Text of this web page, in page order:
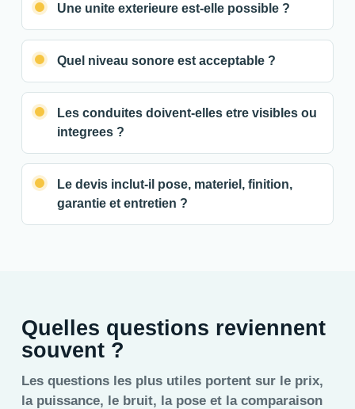
Une unite exterieure est-elle possible ?
Quel niveau sonore est acceptable ?
Les conduites doivent-elles etre visibles ou
integrees ?
Le devis inclut-il pose, materiel, finition,
garantie et entretien ?
Quelles questions reviennent
souvent ?
Les questions les plus utiles portent sur le prix,
la puissance, le bruit, la pose et la comparaison